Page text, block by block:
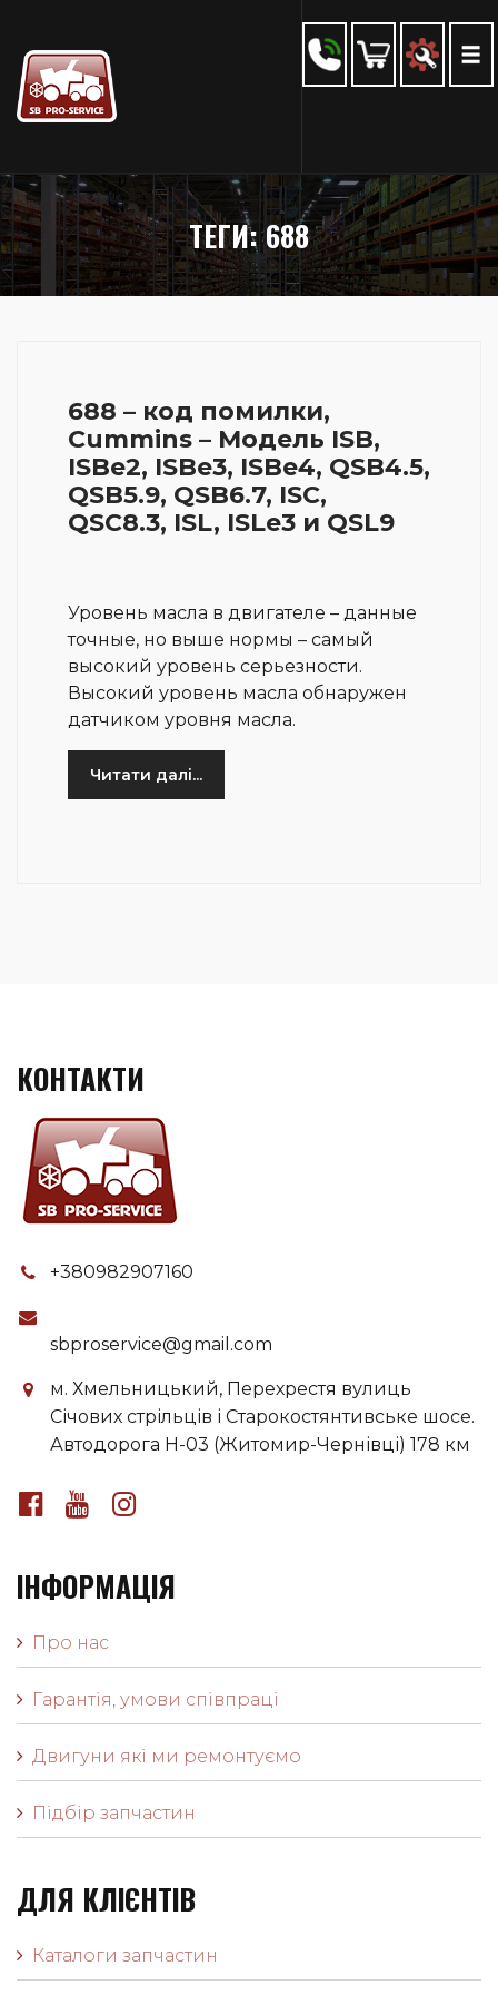
ТЕГИ: 688
688 – код помилки,
Cummins – Модель ISB,
ISBe2, ISBe3, ISBe4, QSB4.5,
QSB5.9, QSB6.7, ISC,
QSC8.3, ISL, ISLe3 и QSL9
Уровень масла в двигателе – данные
точные, но выше нормы – самый
высокий уровень серьезности.
Высокий уровень масла обнаружен
датчиком уровня масла.
Читати далі...
КОНТАКТИ
+380982907160
sbproservice@gmail.com
м. Хмельницький, Перехрестя вулиць
Січових стрільців і Старокостянтивське шосе.
Автодорога H-03 (Житомир-Чернівці) 178 км
ІНФОРМАЦІЯ
Про нас
Гарантія, умови співпраці
Двигуни які ми ремонтуємо
Підбір запчастин
ДЛЯ КЛІЄНТІВ
Каталоги запчастин